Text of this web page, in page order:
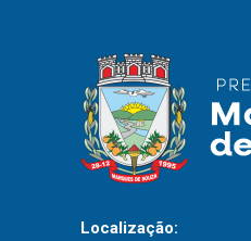
Localização: